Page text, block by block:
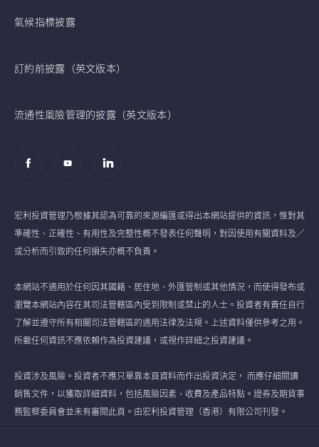
氣候指標披露
訂約前披露（英文版本）
流通性風險管理的披露（英文版本）
宏利投資管理乃根據其認為可靠的來源編匯或得出本網站提供的資訊，惟對其
準確性、正確性、有用性及完整性概不發表任何聲明，對因使用有關資料及／
或分析而引致的任何損失亦概不負責。
本網站不適用於任何因其國籍、居住地、外匯管制或其他情況，而使得發布或
瀏覽本網站內容在其司法管轄區內受到限制或禁止的人士。投資者有責任自行
了解並遵守所有相關司法管轄區的適用法律及法規。上述資料僅供參考之用。
所載任何資訊不應依賴作為投資建議，或視作詳細之投資建議。
投資涉及風險。投資者不應只單靠本頁資料而作出投資決定， 而應仔細閱讀
銷售文件，以獲取詳細資料，包括風險因素、收費及產品特點。證券及期貨事
務監察委員會並未有審閱此頁。由宏利投資管理（香港）有限公司刊發。